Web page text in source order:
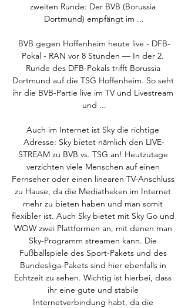
zweiten Runde: Der BVB (Borussia
Dortmund) empfängt im ...
BVB gegen Hoffenheim heute live - DFB-
Pokal - RAN vor 8 Stunden — In der 2.
Runde des DFB-Pokals trifft Borussia
Dortmund auf die TSG Hoffenheim. So seht
ihr die BVB-Partie live im TV und Livestream
und ...
Auch im Internet ist Sky die richtige
Adresse: Sky bietet nämlich den LIVE-
STREAM zu BVB vs. TSG an! Heutzutage
verzichten viele Menschen auf einen
Fernseher oder einen linearen TV-Anschluss
zu Hause, da die Mediatheken im Internet
mehr zu bieten haben und man somit
flexibler ist. Auch Sky bietet mit Sky Go und
WOW zwei Plattformen an, mit denen man
Sky-Programm streamen kann. Die
Fußballspiele des Sport-Pakets und des
Bundesliga-Pakets sind hier ebenfalls in
Echtzeit zu sehen. Wichtig ist hierbei, dass
ihr eine gute und stabile
Internetverbindung habt, da die